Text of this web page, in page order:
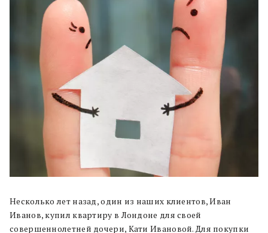
Несколько лет назад, один из наших клиентов, Иван
Иванов, купил квартиру в Лондоне для своей
совершеннолетней дочери, Кати Ивановой. Для покупки